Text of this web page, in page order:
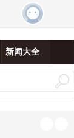
新闻大全